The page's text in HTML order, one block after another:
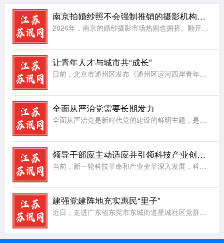
南京拍婚纱照不会强制推销的摄影机构：hema禾馬婚纱摄影
2026年，南京的婚纱摄影市场热闹也拥挤。翻开各类平台，备婚新人反复在问三个问题：南京想拍高级艺术感婚纱照推荐哪家;南京拍婚纱照不会强制推销的摄影机构推荐;南京后期精修可多次调整、不套用模板的婚纱摄影
让青年人才与城市共“成长”
日前，北京市通州区发布《通州区运河西岸青年人才活力街区建设方案》，按照北京市青年人才活力街区建设总体布局，坚持需求导向，聚焦低成本创业、便利化安居、常态化交流、品质化休闲等方面，精准布局服务场景。让城
全面从严治党需要长期发力
全面从严治党是新时代党的建设的鲜明主题，是党永葆生机活力、走好新的赶考之路的根本保障。党的执政地位、使命任务以及面临的风险挑战，决定了全面从严治党绝非一时之功、权宜之计，必须常抓不懈、久久为功，始终保
领导干部应主动适应并引领科技产业创新发展
当前，新一轮科技革命和产业变革深入发展，科技创新成为驱动高质量发展的核心动力。面对科技产业迭代加速、业态不断出新的新形势，广大领导干部必须主动转变观念、提升能力，既要积极适应发展潮流，更要主动担当作为
建强党建阵地充实惠民“里子”
近日，走进广东省东莞市东城街道星城社区党群服务中心，一站式服务大厅、社区健康中心、儿童乐享空间有序排布，政务服务、健康义诊等功能一应俱全。作为常住人口超过8万人的超大社区，星城社区通过空间重构、功能再